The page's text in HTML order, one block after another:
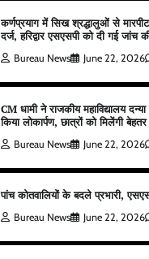
कर्णप्रयाग में सिख श्रद्धालुओं से
दर्ज, हरिद्वार एसएसपी को दी गई जांच
Bureau News June 22, 2026
CM धामी ने राजकीय महाविद्यालय
किया लोकार्पण, छात्रों को मिलेंगी
Bureau News June 22, 2026
पांच कोतवालियों के बदले प्रभारी,
Bureau News June 22, 2026